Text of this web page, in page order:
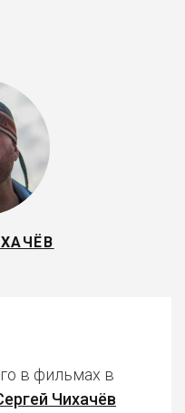
в фильмах в
Чихачёв